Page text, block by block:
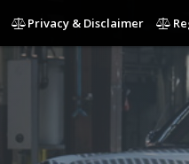
Privacy & Disclaimer